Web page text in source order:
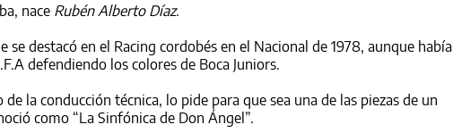
nace Rubén Alberto Díaz.
destacó en el Racing cordobés en el Nacional de 1978, aunque había
defendiendo los colores de Boca Juniors.
la conducción técnica, lo pide para que sea una de las piezas de un
como “La Sinfónica de Don Ángel”.